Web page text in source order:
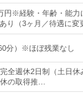
円※経験・年齢・能力
り（3ヶ月／待遇に変
分）※ほぼ残業なし
全週休2日制（土日
の取得推…